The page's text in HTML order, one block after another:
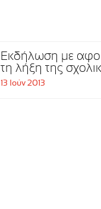
Εκδήλωση με
τη λήξη της
χρονιάς του
13 Ιούν 2013